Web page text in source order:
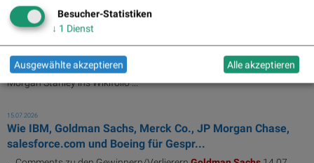
17.07.2026
Wie Goldman Sachs, Nike, Caterpillar, IBM, salesforce.com
... Call-Position des FE6RBR auf
zu erläutern. Mit
einem ... dem Beginn der Zahlensaison wurde
GoldmanSachsund
Morgan Stanley ins Wikifolio ...
15.07.2026
Wie IBM, Goldman Sachs, Merck Co., JP Morgan Chase,
salesforce.com und Boeing für Gespr...
Besucher-Statistiken
↓ 1 Dienst
Ausgewählte akzeptieren Alle akzeptieren